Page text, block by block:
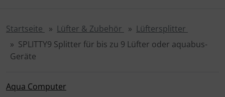
Startseite Lüfter & Zubehör
Lüftersplitter
SPLITTY9 Splitter für bis zu 9 Lüfter oder aquabus-
Geräte
Aqua Computer